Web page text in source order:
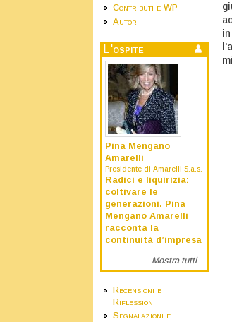
Contributi e WP
Autori
L'ospite
Pina Mengano
Amarelli
Presidente di Amarelli S.a.s.
Radici e liquirizia:
coltivare le
generazioni. Pina
Mengano Amarelli
racconta la
continuità d’impresa
Mostra tutti
Recensioni e
Riflessioni
Segnalazioni e